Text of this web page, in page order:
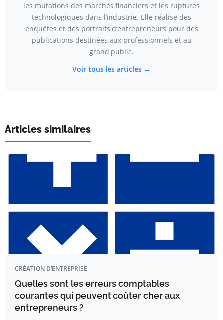
les mutations des marchés financiers et les ruptures
technologiques dans l’industrie. Elle réalise des
enquêtes et des portraits d’entrepreneurs pour des
publications destinées aux professionnels et au
grand public.
Voir tous les articles →
Articles similaires
CRÉATION D’ENTREPRISE
Quelles sont les erreurs comptables
courantes qui peuvent coûter cher aux
entrepreneurs ?